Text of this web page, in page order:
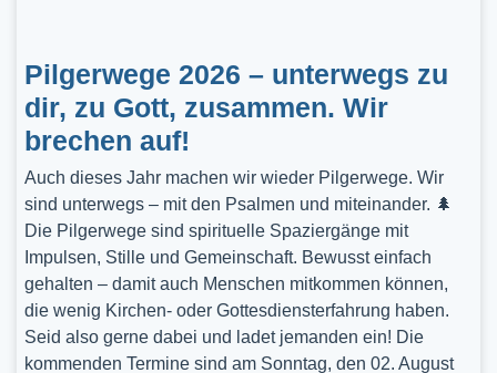
Pilgerwege 2026 – unterwegs zu
dir, zu Gott, zusammen. Wir
brechen auf!
Auch dieses Jahr machen wir wieder Pilgerwege. Wir
sind unterwegs – mit den Psalmen und miteinander. 🌲
Die Pilgerwege sind spirituelle Spaziergänge mit
Impulsen, Stille und Gemeinschaft. Bewusst einfach
gehalten – damit auch Menschen mitkommen können,
die wenig Kirchen- oder Gottesdiensterfahrung haben.
Seid also gerne dabei und ladet jemanden ein! Die
kommenden Termine sind am Sonntag, den 02. August